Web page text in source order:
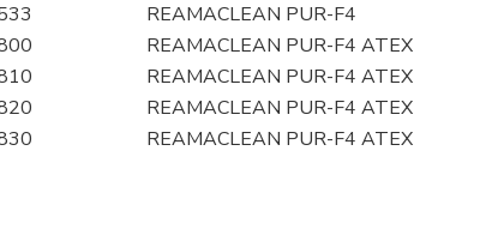
REAMACLEAN PUR-F4
REAMACLEAN PUR-F4 ATEX
REAMACLEAN PUR-F4 ATEX
REAMACLEAN PUR-F4 ATEX
REAMACLEAN PUR-F4 ATEX